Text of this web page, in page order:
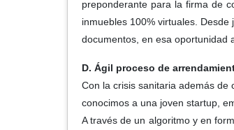
preponderante para la firma de
inmuebles 100% virtuales.
documentos, en esa oportunidad
D. Ágil proceso de
Con la crisis sanitaria además
conocimos a una joven startup,
A través de un algoritmo y en